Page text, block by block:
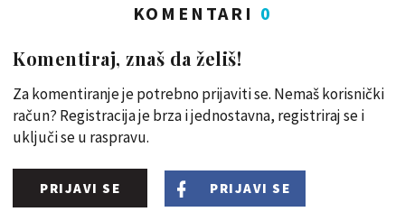
KOMENTARI 0
Komentiraj, znaš da želiš!
Za komentiranje je potrebno prijaviti se. Nemaš korisnički
račun? Registracija je brza i jednostavna, registriraj se i
uključi se u raspravu.
PRIJAVI SE PRIJAVI SE